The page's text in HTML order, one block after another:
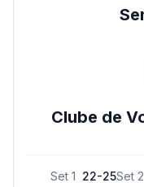
Clube de
Set 1 22-25Set 2